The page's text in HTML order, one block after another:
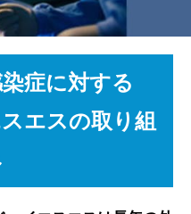
症に対する
エスの取り組